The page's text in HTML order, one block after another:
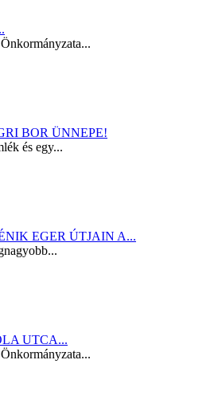
BOR ÜNNEPE!
és egy...
EGER ÚTJAIN A...
UTCA...